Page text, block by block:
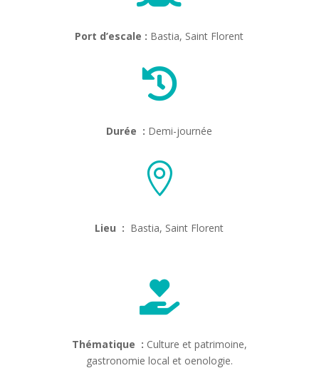
Port d’escale : Bastia, Saint Florent

Durée : Demi-journée

Lieu : Bastia, Saint Florent

Thématique : Culture et patrimoine,
gastronomie local et oenologie.